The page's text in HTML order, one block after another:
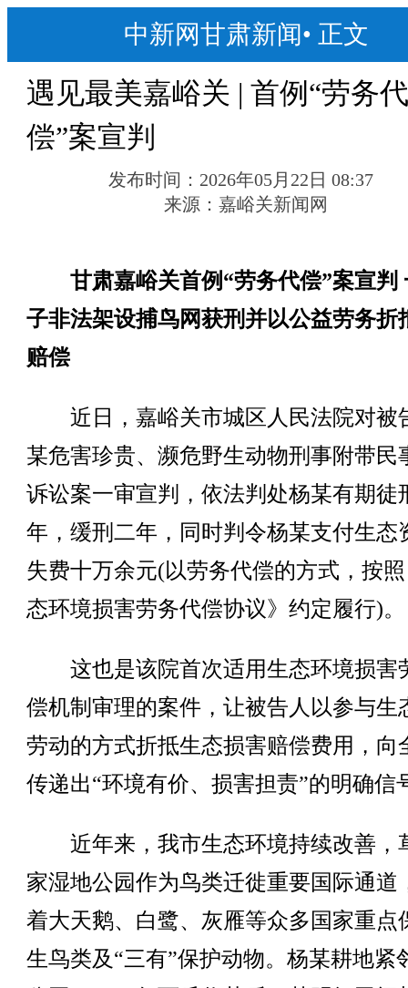
中新网甘肃新闻• 正文
遇见最美嘉峪关 | 首例“劳务代
偿”案宣判
发布时间： 2026年05月22日 08:37
来源： 嘉峪关新闻网
甘肃嘉峪关首例“劳务代偿”案宣判
子非法架设捕鸟网获刑并以公益劳务折
赔偿
近日，嘉峪关市城区人民法院对被
某危害珍贵、濒危野生动物刑事附带民
诉讼案一审宣判，依法判处杨某有期徒
年，缓刑二年，同时判令杨某支付生态
失费十万余元(以劳务代偿的方式，按
态环境损害劳务代偿协议》约定履行)。
这也是该院首次适用生态环境损害
偿机制审理的案件，让被告人以参与生
劳动的方式折抵生态损害赔偿费用，向
传递出“环境有价、损害担责”的明确信
近年来，我市生态环境持续改善，
家湿地公园作为鸟类迁徙重要国际通道
着大天鹅、白鹭、灰雁等众多国家重点
生鸟类及“三有”保护动物。杨某耕地紧